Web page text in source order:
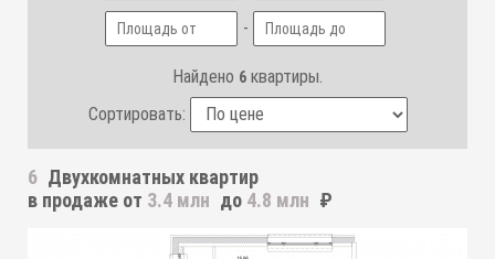
-
Найдено 6 квартиры.
Сортировать:
6 Двухкомнатных квартир
в продаже от 3.4 млн до 4.8 млн ₽